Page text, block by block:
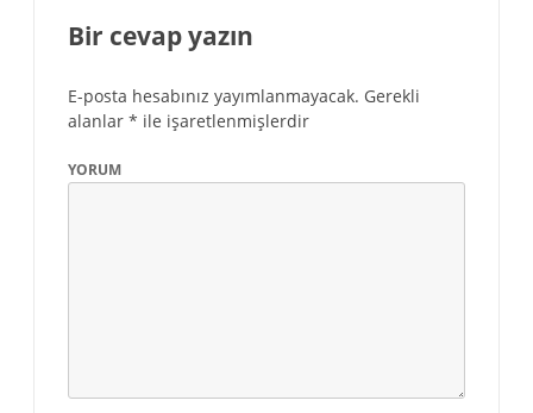
Bir cevap yazın
E-posta hesabınız yayımlanmayacak. Gerekli
alanlar * ile işaretlenmişlerdir
YORUM